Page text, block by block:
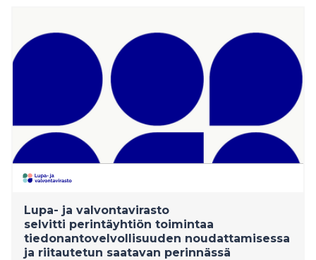
Lupa- ja valvontavirasto
selvitti perintäyhtiön toimintaa
tiedonantovelvollisuuden noudattamisessa
ja riitautetun saatavan perinnässä